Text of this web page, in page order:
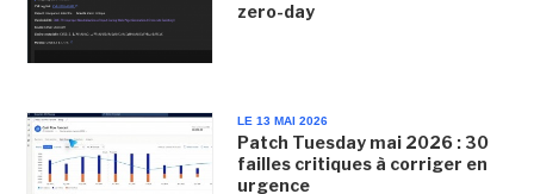
zero-day
LE 13 MAI 2026
Patch Tuesday mai 2026 : 30
failles critiques à corriger en
urgence